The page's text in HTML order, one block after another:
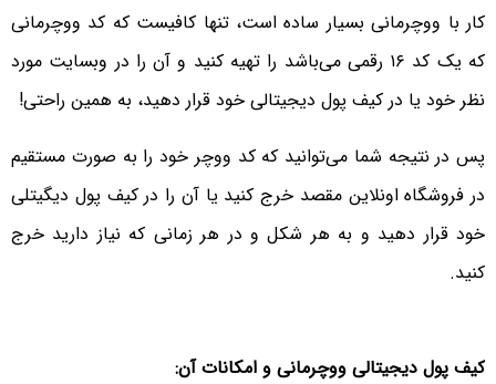
کار با ووچرمانی بسیار ساده است، تنها کافیست که کد ووچرمانی
که یک کد ۱۶ رقمی‌ می‌باشد را تهیه کنید و آن را در وبسایت مورد
نظر خود یا در کیف پول دیجیتالی خود قرار دهید، به همین راحتی‌!
پس در نتیجه شما می‌توانید که کد ووچر خود را به صورت مستقیم
در فروشگاه اونلاین مقصد خرج کنید یا آن را در کیف پول دیگیتلی
خود قرار دهید و به هر شکل و در هر زمانی‌ که نیاز دارید خرج
کنید.
کیف پول دیجیتالی ووچرمانی و امکانات آن: